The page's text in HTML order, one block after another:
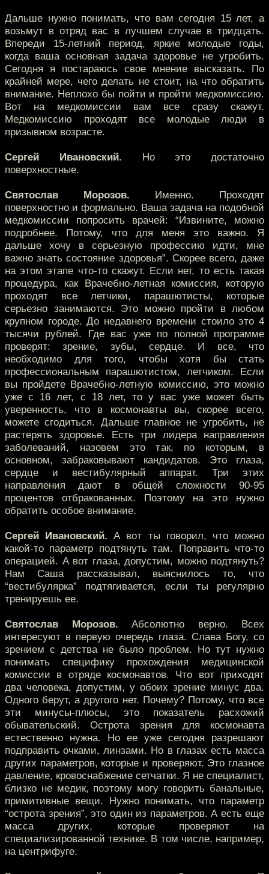
Дальше нужно понимать, что вам сегодня 15 лет, а
возьмут в отряд вас в лучшем случае в тридцать.
Впереди 15-летний период, яркие молодые годы,
когда ваша основная задача здоровье не угробить.
Сегодня я постараюсь свое мнение высказать. По
крайней мере, чего делать не стоит, на что обратить
внимание. Неплохо бы пойти и пройти медкомиссию.
Вот на медкомиссии вам все сразу скажут.
Медкомиссию проходят все молодые люди в
призывном возрасте.
Сергей Ивановский. Но это достаточно
поверхностные.
Святослав Морозов. Именно. Проходят
поверхностно и формально. Ваша задача на подобной
медкомиссии попросить врачей: “Извините, можно
подробнее. Потому, что для меня это важно. Я
дальше хочу в серьезную профессию идти, мне
важно знать состояние здоровья”. Скорее всего, даже
на этом этапе что-то скажут. Если нет, то есть такая
процедура, как Врачебно-летная комиссия, которую
проходят все летчики, парашютисты, которые
серьезно занимаются. Это можно пройти в любом
крупном городе. До недавнего времени стоило это 4
тысячи рублей. Где вас уже по полной программе
проверят: зрение, зубы, сердце. И все, что
необходимо для того, чтобы хотя бы стать
профессиональным парашютистом, летчиком. Если
вы пройдете Врачебно-летную комиссию, это можно
уже с 16 лет, с 18 лет, то у вас уже может быть
уверенность, что в космонавты вы, скорее всего,
можете сгодиться. Дальше главное не угробить, не
растерять здоровье. Есть три лидера направления
заболеваний, назовем это так, по которым, в
основном, забраковывают кандидатов. Это глаза,
сердце и вестибулярный аппарат. Три этих
направления дают в общей сложности 90-95
процентов отбракованных. Поэтому на это нужно
обратить особое внимание.
Сергей Ивановский. А вот ты говорил, что можно
какой-то параметр подтянуть там. Поправить что-то
операцией. А вот глаза, допустим, можно подтянуть?
Нам Саша рассказывал, выяснилось то, что
“вестибулярка” подтягивается, если ты регулярно
тренируешь ее.
Святослав Морозов. Абсолютно верно. Всех
интересуют в первую очередь глаза. Слава Богу, со
зрением с детства не было проблем. Но тут нужно
понимать специфику прохождения медицинской
комиссии в отряде космонавтов. Что вот приходят
два человека, допустим, у обоих зрение минус два.
Одного берут, а другого нет. Почему? Потому, что все
эти минусы-плюсы, это показатель расхожий
обывательский. Острота зрения для космонавта
естественно нужна. Но ее уже сегодня разрешают
подправить очками, линзами. Но в глазах есть масса
других параметров, которые и проверяют. Это глазное
давление, кровоснабжение сетчатки. Я не специалист,
близко не медик, поэтому могу говорить банальные,
примитивные вещи. Нужно понимать, что параметр
“острота зрения”, это один из параметров. А есть еще
масса других, которые проверяют на
специализированной технике. В том числе, например,
на центрифуге.